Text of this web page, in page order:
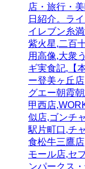
店・旅行・
日紹介。ラ
イレブン糸
紫火星,二百
用高像,大衆
ギ実食記,【
ー登美ヶ丘
グエー朝霞
甲西店
似店,ゴンチ
駅片町口,チ
食松牛三鷹
モール店,セ
ンパークス